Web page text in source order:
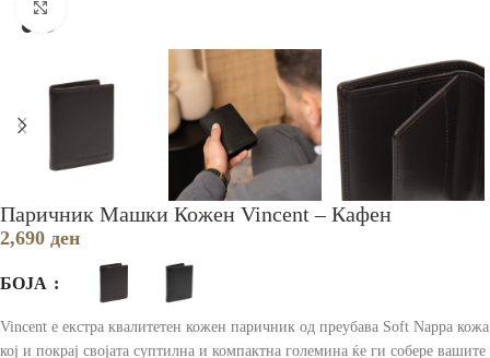
Паричник Машки Кожен Vincent – Кафен
2,690 ден
БОЈА
Vincent е екстра квалитетен кожен паричник од преубава Soft Nappa кожа
кој и покрај својата суптилна и компактна големина ќе ги собере вашите